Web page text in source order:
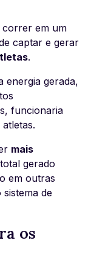
em um
captar e gerar
.
energia gerada,
funcionaria
mais
gerado
em outras
de
os